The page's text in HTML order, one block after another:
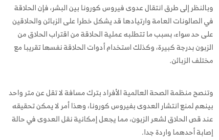
وبالنظر إلى طرق انتقال عدوى فيروس كورونا بين البشر، فإن الحلاقة
في الصالونات العامة وارتيادها قد يشكل خطرا على الزبائن والحلاقين
على حد سواء، بسبب ما تتطلبه عملية الحلاقة من اقتراب الحلاق من
الزبون بدرجة كبيرة، وكذلك استخدام أدوات الحلاقة نفسها تقريبا مع
مختلف الزبائن.
وتنصح منظمة الصحة العالمية الأفراد بترك مسافة لا تقل عن متر واحد
بينهم لمنع انتشار العدوى بفيروس كورونا، وهذا أمر لا يمكن تحقيقه
عند قص الحلاق لشعر الزبون، مما يجعل إمكانية نقل العدوى في حالة
إصابة أحدهما واردة جدا.